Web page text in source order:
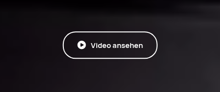
Video ansehen